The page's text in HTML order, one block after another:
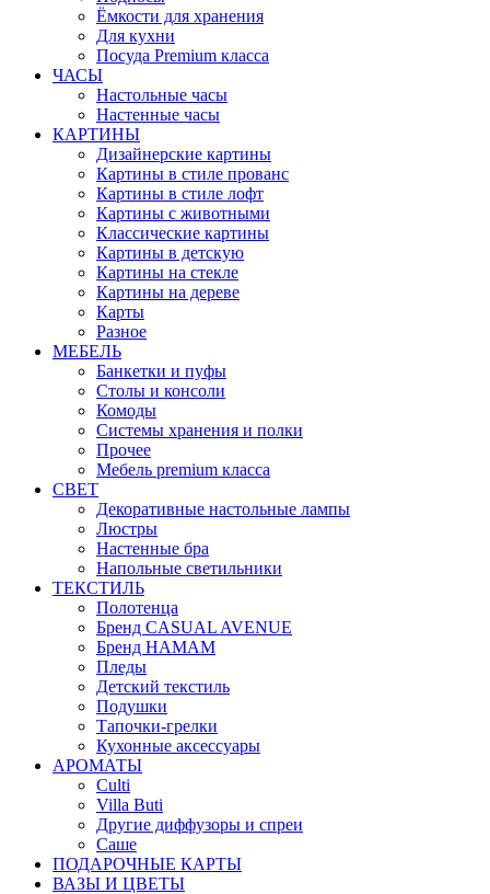
Ёмкости для хранения
Для кухни
Посуда Premium класса
ЧАСЫ
Настольные часы
Настенные часы
КАРТИНЫ
Дизайнерские картины
Картины в стиле прованс
Картины в стиле лофт
Картины с животными
Классические картины
Картины в детскую
Картины на стекле
Картины на дереве
Карты
Разное
МЕБЕЛЬ
Банкетки и пуфы
Столы и консоли
Комоды
Системы хранения и полки
Прочее
Мебель premium класса
СВЕТ
Декоративные настольные лампы
Люстры
Настенные бра
Напольные светильники
ТЕКСТИЛЬ
Полотенца
Бренд CASUAL AVENUE
Бренд HAMAM
Пледы
Детский текстиль
Подушки
Тапочки-грелки
Кухонные аксессуары
АРОМАТЫ
Culti
Villa Buti
Другие диффузоры и спреи
Саше
ПОДАРОЧНЫЕ КАРТЫ
ВАЗЫ И ЦВЕТЫ